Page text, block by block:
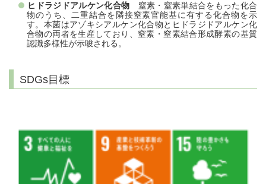
ヒドラジドアルケン化合物 窒素・窒素単結合をもった化合
物のうち、二重結合を隣接窒素官能基に有する化合物を示
す。本菌はアゾキシアルケン化合物とヒドラジドアルケン化
合物の両者を生産しており、窒素・窒素結合形成酵素の基質
認識多様性が示唆される。
SDGs目標